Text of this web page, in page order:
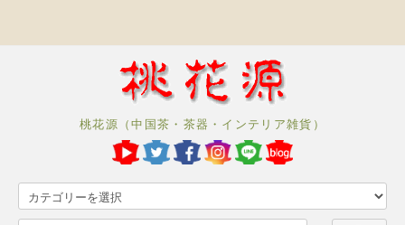
桃花源（中国茶・茶器・インテリア雑貨）